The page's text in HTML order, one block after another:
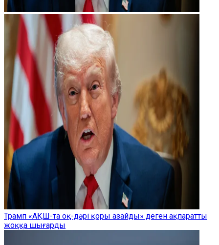
Трамп «АҚШ-та оқ-дәрі қоры азайды» деген ақпаратты
жоққа шығарды